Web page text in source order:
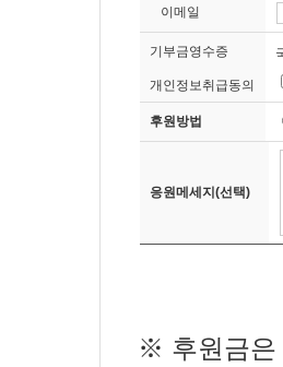
이메일
기부금영수증
개인정보취급동의
후원방법
응원메세지(선택)
※ 후원금은